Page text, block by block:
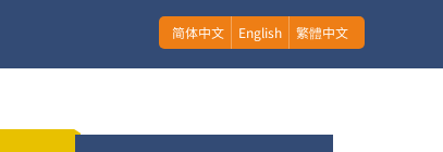
简体中文 English 繁體中文